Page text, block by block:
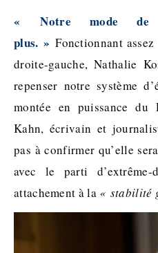
« Notre mode de
plus. » Fonctionnant
droite-gauche, Nathalie
repenser notre système
montée en puissance du
Kahn, écrivain et
pas à confirmer qu’elle
avec le parti
attachement à la « stabilité